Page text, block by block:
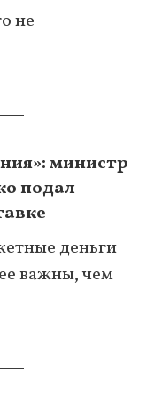
не
министр
подал
деньги
важны, чем